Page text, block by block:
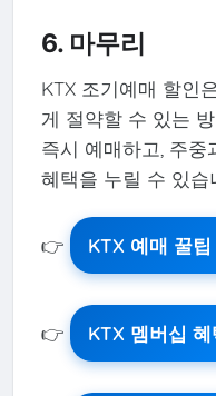
6. 마무리
KTX 조기예매 할인
게 절약할 수 있는
즉시 예매하고, 주
혜택을 누릴 수 있습
👉 KTX 예매 꿀
👉 KTX 멤버십